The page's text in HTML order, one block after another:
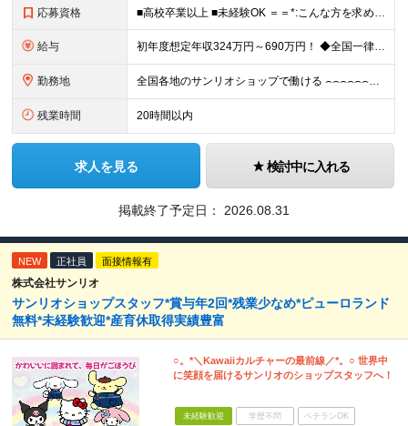
応募資格 ■高校卒業以上 ■未経験OK ＝＝*:こんな方を求めています！:*＝＝ ・サンリオが好き・可愛いものが好き （「実は最近のキャラクターには詳しくない…」という方も、入社後に少しずつ覚えていければ大丈
給与 初年度想定年収324万円～690万円！ ◆全国一律 月給230,000円～＋賞与＋通勤手当＋役職手当＋時間外手当 《手当充実！》 ＊昇給/年1回 ＊賞与/年2回（7月/12月） ＊通勤手当：交通費
勤務地 全国各地のサンリオショップで働ける ⌢⌢⌢⌢⌢⌢⌢⌢⌢⌢⌢⌢⌢⌢⌢⌢⌢⌢・.☆ ★詳細の勤務地はご本人の希望と面接を通じて決定いたします。 ＼以下の募集店舗は特に積極採用中！！／ ＜東京＞ ◎SA
残業時間 20時間以内
求人を見る 検討中に入れる
掲載終了予定日： 2026.08.31
NEW 正社員 面接情報有
株式会社サンリオ
サンリオショップスタッフ*賞与年2回*残業少なめ*ピューロランド
無料*未経験歓迎*産育休取得実績豊富
○。*＼Kawaiiカルチャーの最前線／*。○ 世界中
に笑顔を届けるサンリオのショップスタッフへ！
未経験歓迎 学歴不問 ベテランOK